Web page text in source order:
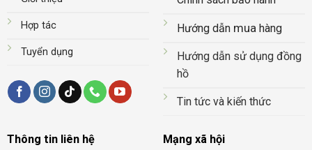
Hợp tác
Tuyển dụng
Hướng dẫn muahàng
Hướng dẫn sử dụng đồng
hồ
Tin tức và kiến thức
Thông tin liên hệ Mạng xã hội